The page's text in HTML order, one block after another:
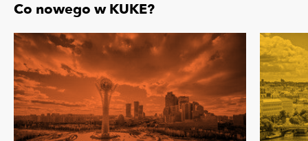
Co nowego w KUKE?